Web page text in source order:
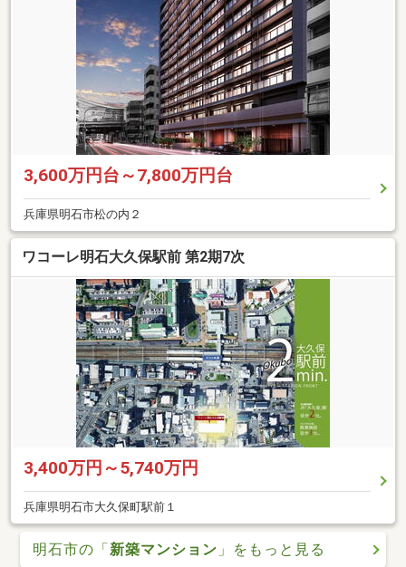
3,600万円台～7,800万円台
兵庫県明石市松の内２
ワコーレ明石大久保駅前 第2期7次
3,400万円～5,740万円
兵庫県明石市大久保町駅前１
明石市の「新築マンション 」をもっと見る